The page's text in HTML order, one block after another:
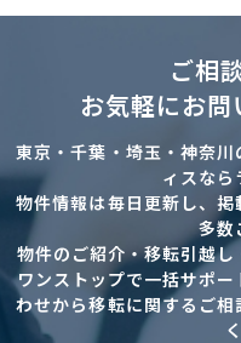
ご相
お気軽にお問
東京・千葉・埼玉・神奈
ィスなら
物件情報は毎日更新し、
多数
物件のご紹介・移転引越
ワンストップで一括サポ
わせから移転に関するご